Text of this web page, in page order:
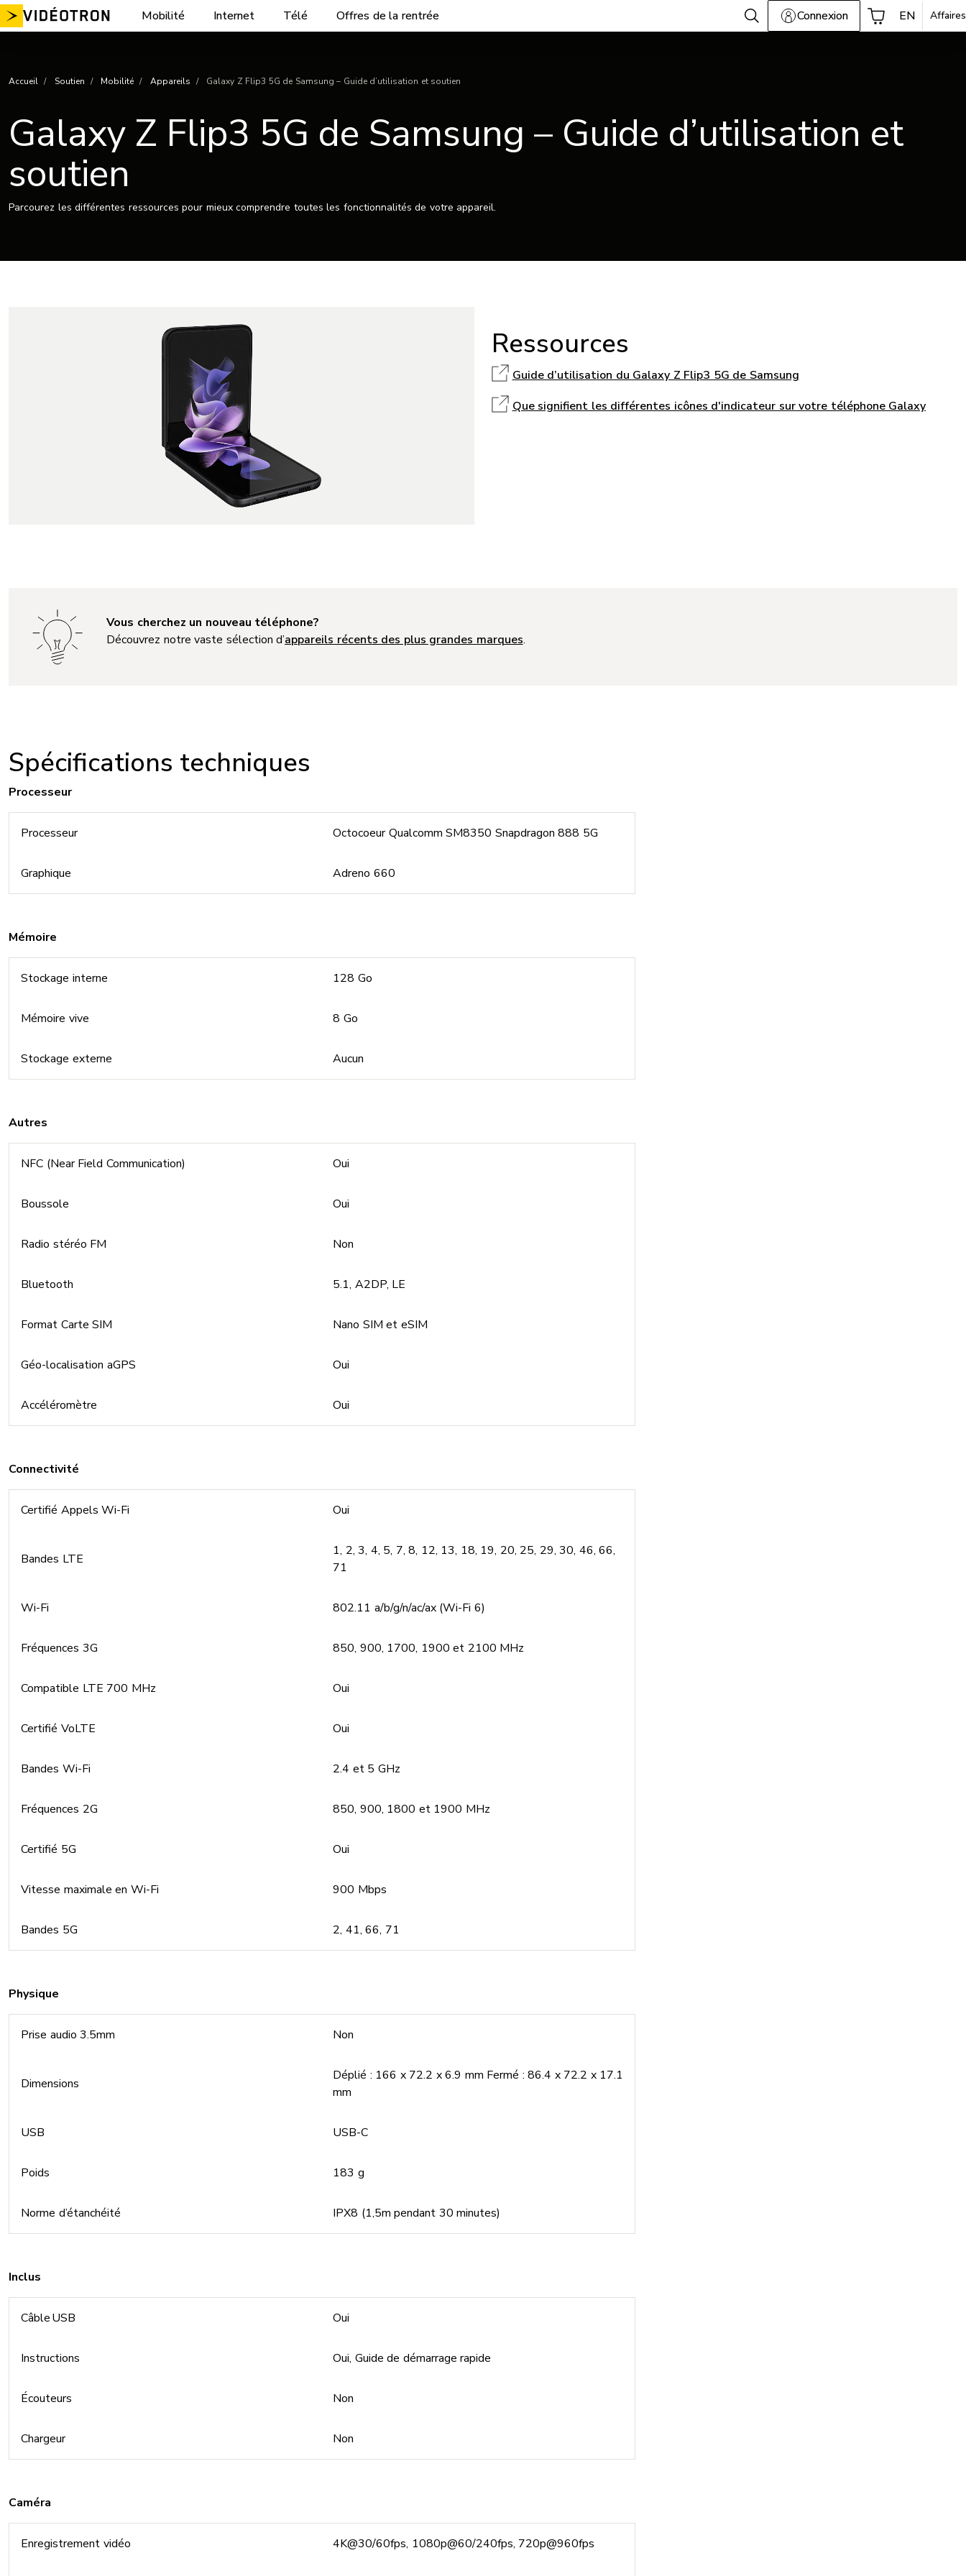
Aller
au
Mobilité Internet Télé Offres de la rentrée Connexion EN Affaires
Accueil Soutien Mobilité Appareils Galaxy Z Flip3 5G de Samsung – Guide d’utilisation et soutien
Galaxy Z Flip3 5G de Samsung – Guide d’utilisation et
soutien
Parcourez les différentes ressources pour mieux comprendre toutes les fonctionnalités de votre appareil.
Ressources
Guide d’utilisation du Galaxy Z Flip3 5G de Samsung
Que signifient les différentes icônes d'indicateur sur votre téléphone Galaxy
Vous cherchez un nouveau téléphone?
Découvrez notre vaste sélection d’appareils récents des plus grandes marques.
Spécifications techniques
Processeur
Processeur Octocoeur Qualcomm SM8350 Snapdragon 888 5G
Graphique Adreno 660
Mémoire
Stockage interne 128 Go
Mémoire vive 8 Go
Stockage externe Aucun
Autres
NFC (Near Field Communication) Oui
Boussole Oui
Radio stéréo FM Non
Bluetooth 5.1, A2DP, LE
Format Carte SIM Nano SIM et eSIM
Géo-localisation aGPS Oui
Accéléromètre Oui
Connectivité
Certifié Appels Wi-Fi Oui
Bandes LTE
1, 2, 3, 4, 5, 7, 8, 12, 13, 18, 19, 20, 25, 29, 30, 46, 66,
71
Wi-Fi 802.11 a/b/g/n/ac/ax (Wi-Fi 6)
Fréquences 3G 850, 900, 1700, 1900 et 2100 MHz
Compatible LTE 700 MHz Oui
Certifié VoLTE Oui
Bandes Wi-Fi 2.4 et 5 GHz
Fréquences 2G 850, 900, 1800 et 1900 MHz
Certifié 5G Oui
Vitesse maximale en Wi-Fi 900 Mbps
Bandes 5G 2, 41, 66, 71
Physique
Prise audio 3.5mm Non
Dimensions
Déplié : 166 x 72.2 x 6.9 mm Fermé : 86.4 x 72.2 x 17.1
mm
USB USB-C
Poids 183 g
Norme d’étanchéité IPX8 (1,5m pendant 30 minutes)
Inclus
Câble USB Oui
Instructions Oui, Guide de démarrage rapide
Écouteurs Non
Chargeur Non
Caméra
Enregistrement vidéo 4K@30/60fps, 1080p@60/240fps, 720p@960fps